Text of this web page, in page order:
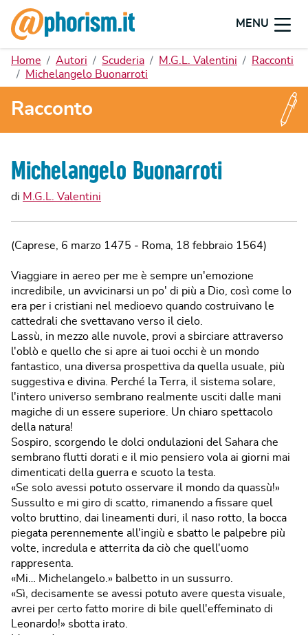
MENU
Home Autori Scuderia M.G.L. Valentini
Racconti
Michelangelo Buonarroti
Racconto
Michelangelo Buonarroti
di M.G.L. Valentini
(Caprese, 6 marzo 1475 ‐ Roma, 18 febbraio 1564)
Viaggiare in aereo per me è sempre un'emozione
incredibile, un avvicinarsi un po' di più a Dio, così come lo
era per i cristiani nel medioevo quando costruivano le
cattedrali che svettavano verso il cielo.
Lassù, in mezzo alle nuvole, provi a sbirciare attraverso
l'oblò e quello che si apre ai tuoi occhi è un mondo
fantastico, una diversa prospettiva da quella usuale, più
suggestiva e divina. Perché la Terra, il sistema solare,
l'intero universo sembrano realmente usciti dalle mani
magiche di un essere superiore. Un chiaro spettacolo
della natura!
Sospiro, scorgendo le dolci ondulazioni del Sahara che
sembrano flutti dorati e il mio pensiero vola ai giorni mai
dimenticati della guerra e scuoto la testa.
«Se solo avessi potuto osservare il mondo da quassù!»
Sussulto e mi giro di scatto, rimanendo a fissare quel
volto bruttino, dai lineamenti duri, il naso rotto, la bocca
piegata perennemente all'ingiù e sbatto le palpebre più
volte, incredula e atterrita da ciò che quell'uomo
rappresenta.
«Mi… Michelangelo.» balbetto in un sussurro.
«Sì, decisamente se avessi potuto avere questa visuale,
avrei per certo fatto morire di bile quell'effeminato di
Leonardo!» sbotta irato.